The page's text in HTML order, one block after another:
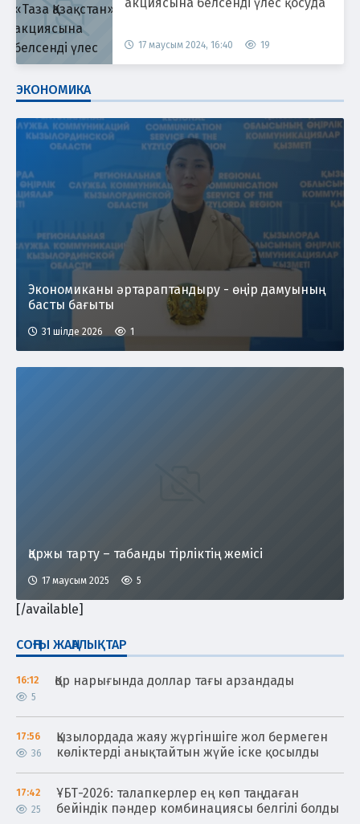
СОҢҒЫ ЖАҢАЛЫҚТАР
16:12
5
Қор нарығында доллар тағы арзандады
17:56
36
Қызылордада жаяу жүргіншіге жол бермеген
көліктерді анықтайтын жүйе іске қосылды
17:42
25
ҰБТ-2026: талапкерлер ең көп таңдаған
бейіндік пәндер комбинациясы белгілі болды
17 маусым 2024, 16:40 19
ЭКОНОМИКА
Экономиканы әртараптандыру - өңір дамуының
басты бағыты
31 шілде 2026 1
Қаржы тарту – табанды тірліктің жемісі
17 маусым 2025 5
[/available]